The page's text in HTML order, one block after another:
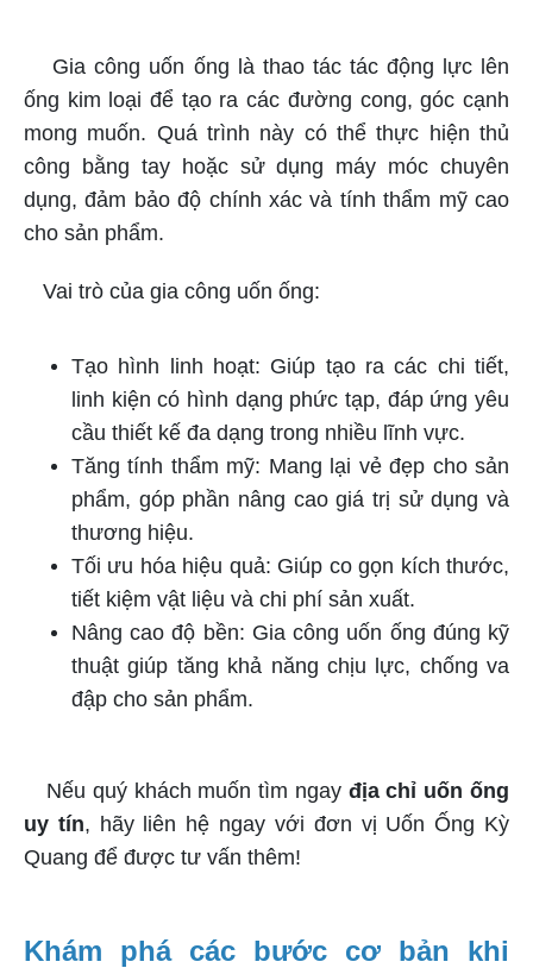
Gia công uốn ống là thao tác tác động lực lên
ống kim loại để tạo ra các đường cong, góc cạnh
mong muốn. Quá trình này có thể thực hiện thủ
công bằng tay hoặc sử dụng máy móc chuyên
dụng, đảm bảo độ chính xác và tính thẩm mỹ cao
cho sản phẩm.
Vai trò của gia công uốn ống:
Tạo hình linh hoạt: Giúp tạo ra các chi tiết,
linh kiện có hình dạng phức tạp, đáp ứng yêu
cầu thiết kế đa dạng trong nhiều lĩnh vực.
Tăng tính thẩm mỹ: Mang lại vẻ đẹp cho sản
phẩm, góp phần nâng cao giá trị sử dụng và
thương hiệu.
Tối ưu hóa hiệu quả: Giúp co gọn kích thước,
tiết kiệm vật liệu và chi phí sản xuất.
Nâng cao độ bền: Gia công uốn ống đúng kỹ
thuật giúp tăng khả năng chịu lực, chống va
đập cho sản phẩm.
Nếu quý khách muốn tìm ngayđịa chỉ uốn ống
uy tín, hãy liên hệ ngay với đơn vị Uốn Ống Kỳ
Quang để được tư vấn thêm!
Khám phá các bước cơ bản khi